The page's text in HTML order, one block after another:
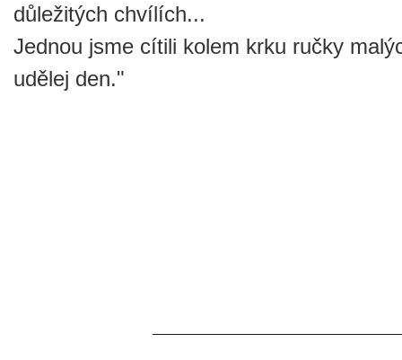
důležitých chvílích...
Jednou jsme cítili kolem krku ručky
udělej den."